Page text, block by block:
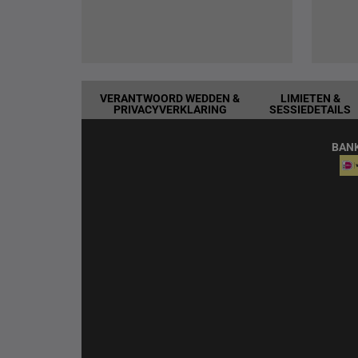
VERANTWOORD WEDDEN &
PRIVACYVERKLARING
LIMIETEN &
SESSIEDETAILS